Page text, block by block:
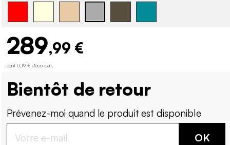
289,99 €
dont 0,19 € d'éco-part
Bientôt de retour
Prévenez-moi quand le produit est disponible
OK